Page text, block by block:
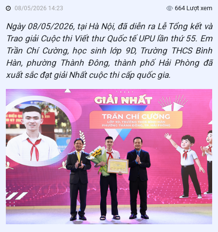
08/05/2026 14:23 664 Lượt xem
Ngày 08/05/2026, tại Hà Nội, đã diễn ra Lễ Tổng kết và
Trao giải Cuộc thi Viết thư Quốc tế UPU lần thứ 55. Em
Trần Chí Cường, học sinh lớp 9D, Trường THCS Bình
Hàn, phường Thành Đông, thành phố Hải Phòng đã
xuất sắc đạt giải Nhất cuộc thi cấp quốc gia.